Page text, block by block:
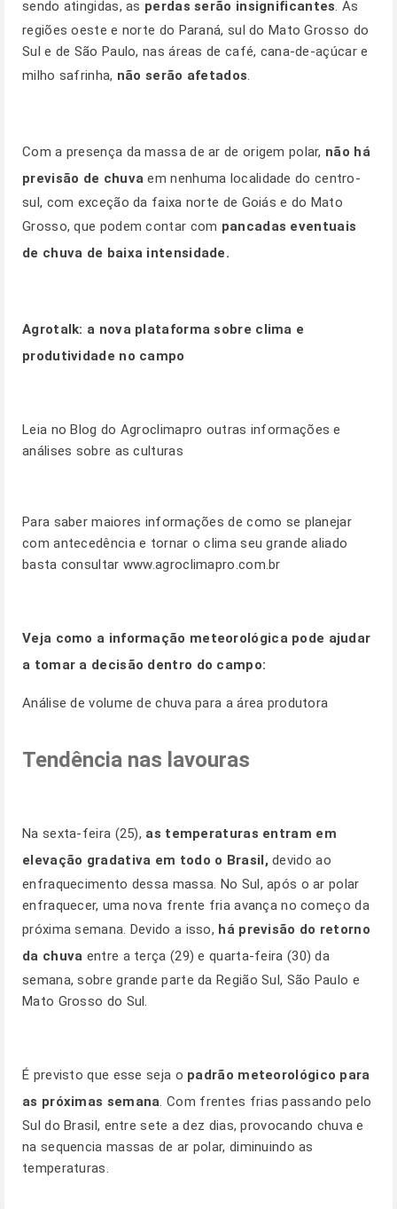
sendo atingidas, as perdas serão insignificantes. As
regiões oeste e norte do Paraná, sul do Mato Grosso do
Sul e de São Paulo, nas áreas de café, cana-de-açúcar e
milho safrinha, não serão afetados.
Com a presença da massa de ar de origem polar, não há
previsão de chuva em nenhuma localidade do centro-
sul, com exceção da faixa norte de Goiás e do Mato
Grosso, que podem contar com pancadas eventuais
de chuva de baixa intensidade.
Agrotalk: a nova plataforma sobre clima e
produtividade no campo
Leia no Blog do Agroclimapro outras informações e
análises sobre as culturas
Para saber maiores informações de como se planejar
com antecedência e tornar o clima seu grande aliado
basta consultar www.agroclimapro.com.br
Veja como a informação meteorológica pode ajudar
a tomar a decisão dentro do campo:
Análise de volume de chuva para a área produtora
Tendência nas lavouras
Na sexta-feira (25), as temperaturas entram em
elevação gradativa em todo o Brasil, devido ao
enfraquecimento dessa massa. No Sul, após o ar polar
enfraquecer, uma nova frente fria avança no começo da
próxima semana. Devido a isso, há previsão do retorno
da chuva entre a terça (29) e quarta-feira (30) da
semana, sobre grande parte da Região Sul, São Paulo e
Mato Grosso do Sul.
É previsto que esse seja o padrão meteorológico para
as próximas semana. Com frentes frias passando pelo
Sul do Brasil, entre sete a dez dias, provocando chuva e
na sequencia massas de ar polar, diminuindo as
temperaturas.